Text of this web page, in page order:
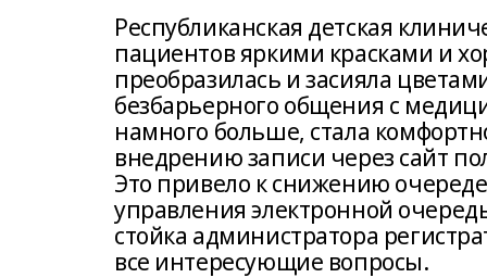
Республиканская детская
пациентов яркими красками и
преобразилась и засияла
безбарьерного общения с
намного больше, стала
внедрению записи через сайт
Это привело к снижению
управления электронной
стойка администратора
все интересующие вопросы.